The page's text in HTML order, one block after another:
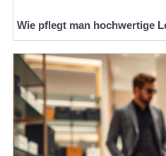
Wie pflegt man hochwertige